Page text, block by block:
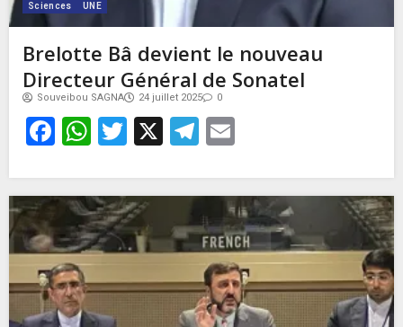
Sciences
UNE
Brelotte Bâ devient le nouveau
Directeur Général de Sonatel
Souveibou SAGNA 24 juillet 2025 0
Facebook
WhatsApp
Twitter
X Telegram